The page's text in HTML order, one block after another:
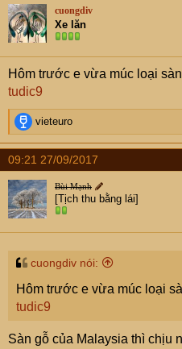
cuongdiv
Xe lăn
Hôm trước e vừa múc loại
tudic9
R
e
a
c
t
i
o
n
s
vieteuro
09:21 27/09/2017
Bùi Mạnh
[Tịch thu bằng lái]
cuongdiv nói:
Hôm trước e vừa múc loại
tudic9
Sàn gỗ của Malaysia thì chịu